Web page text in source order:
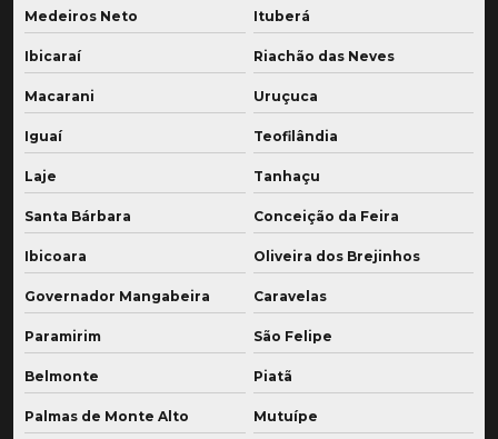
Medeiros Neto Ituberá
Ibicaraí Riachão das Neves
Macarani Uruçuca
Iguaí Teofilândia
Laje Tanhaçu
Santa Bárbara Conceição da Feira
Ibicoara Oliveira dos Brejinhos
Governador Mangabeira Caravelas
Paramirim São Felipe
Belmonte Piatã
Palmas de Monte Alto Mutuípe